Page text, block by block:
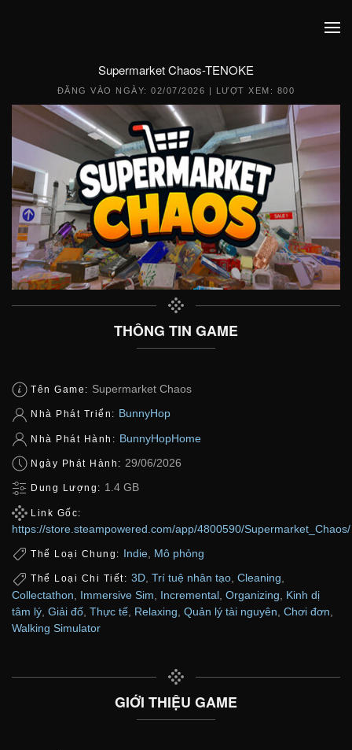
Supermarket Chaos-TENOKE
ĐĂNG VÀO NGÀY:02/07/2026 | LƯỢT XEM: 800
THÔNG TIN GAME
Tên Game: Supermarket Chaos
Nhà Phát Triển: BunnyHop
Nhà Phát Hành: BunnyHopHome
Ngày Phát Hành: 29/06/2026
Dung Lượng: 1.4 GB
Link Gốc:
https://store.steampowered.com/app/4800590/Supermarket_Chaos/
Thể Loại Chung: Indie Mô phỏng
Thể Loại Chi Tiết: 3D, Trí tuệ nhân tạo, Cleaning,
Collectathon
Immersive Sim Incremental Organizing
Kinh dị
tâm lý Giải đố Thực tế Relaxing Quản lý tài nguyên Chơi đơn
Walking Simulator
GIỚI THIỆU GAME